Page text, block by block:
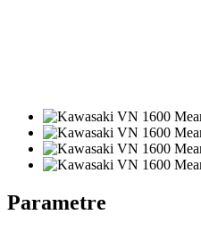
Parametre